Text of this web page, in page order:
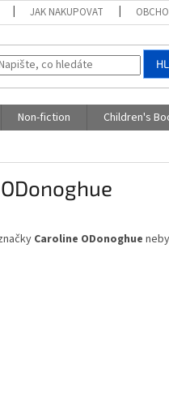
JAK NAKUPOVAT
Non-fiction Children's
Caroline ODonoghue